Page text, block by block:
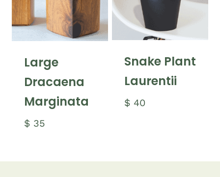
Large
Dracaena
Marginata
$35
Snake Plant
Laurentii
$40